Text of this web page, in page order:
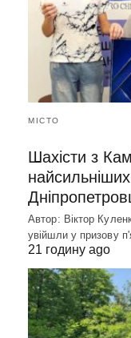
МІСТО
Шахісти з
Автор: Віктор
увійшли у призову
21 годину ago